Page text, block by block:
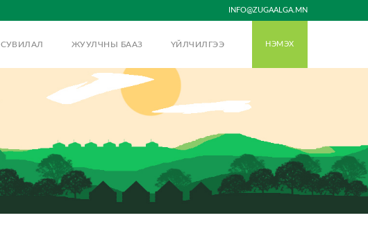
INFO@ZUGAALGA.MN
СУВИЛАЛ ЖУУЛЧНЫ БААЗ ҮЙЛЧИЛГЭЭ НЭМЭХ